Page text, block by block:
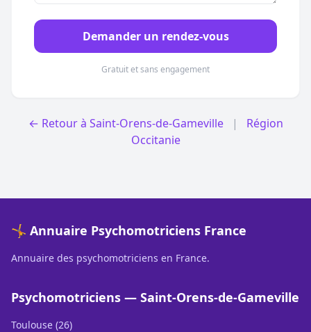
Demander un rendez-vous
Gratuit et sans engagement
← Retour à Saint-Orens-de-Gameville |
Région
Occitanie
🤸 Annuaire Psychomotriciens France
Annuaire des psychomotriciens en France.
Psychomotriciens — Saint-Orens-de-Gameville
Toulouse (26)